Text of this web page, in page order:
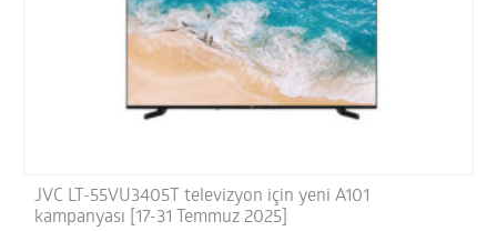
JVC LT-55VU3405T televizyon için yeni A101
kampanyası [17-31 Temmuz 2025]